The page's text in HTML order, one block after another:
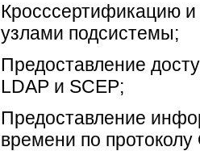
Кросссертификацию
узлами подсистемы;
Предоставление
LDAP и SCEP;
Предоставление
времени по протоколу